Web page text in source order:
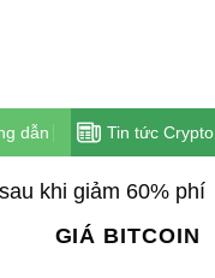
dẫn Tin tức Crypto
khi giảm 60% phí
GIÁ BITCOIN